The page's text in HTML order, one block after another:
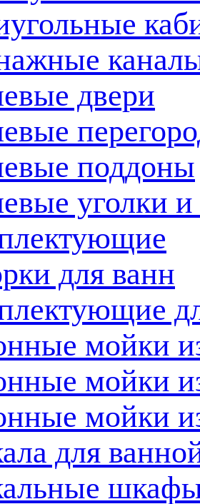
двери
поддоны
уголки и
для ванн
мойки
мойки
мойки
для